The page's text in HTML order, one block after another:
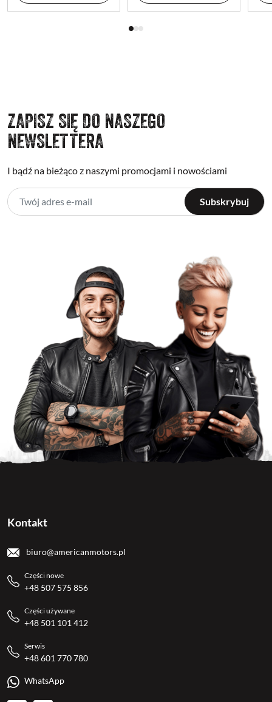
ZAPISZ SIĘ DO NASZEGO
NEWSLETTERA
I bądź na bieżąco z naszymi promocjami i nowościami
Kontakt
biuro@americanmotors.pl
Części nowe
+48 507 575 856
Części używane
+48 501 101 412
Serwis
+48 601 770 780
WhatsApp